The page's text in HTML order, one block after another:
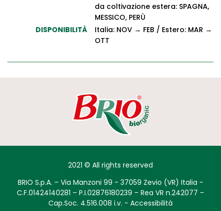
da coltivazione estera: SPAGNA,
MESSICO, PERÙ
DISPONIBILITÀ
Italia: NOV → FEB / Estero: MAR →
OTT
2021 © All rights reserved
BRIO S.p.A. – Via Manzoni 99 - 37059 Zevio (VR) Italia -
C.F.01424140281 – P.I.02876180239 – Rea VR n.242077 –
Cap.Soc. 4.516.008 i.v. - Accessibilità